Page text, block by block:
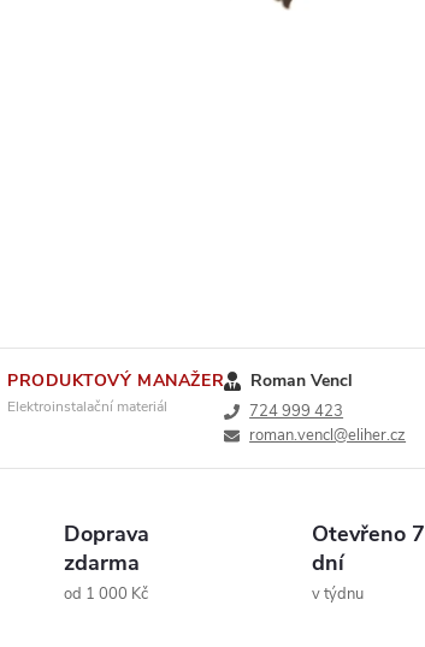
PRODUKTOVÝ MANAŽER
Elektroinstalační materiál
Roman Vencl
724 999 423
roman.vencl@eliher.cz
Doprava
zdarma
od 1 000 Kč
Otevřeno 7
dní
v týdnu